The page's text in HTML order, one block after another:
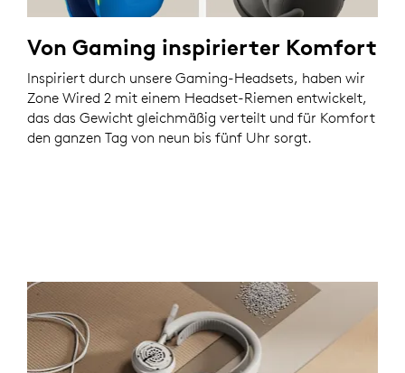
Von Gaming inspirierter Komfort
Inspiriert durch unsere Gaming-Headsets, haben wir
Zone Wired 2 mit einem Headset-Riemen entwickelt,
das das Gewicht gleichmäßig verteilt und für Komfort
den ganzen Tag von neun bis fünf Uhr sorgt.